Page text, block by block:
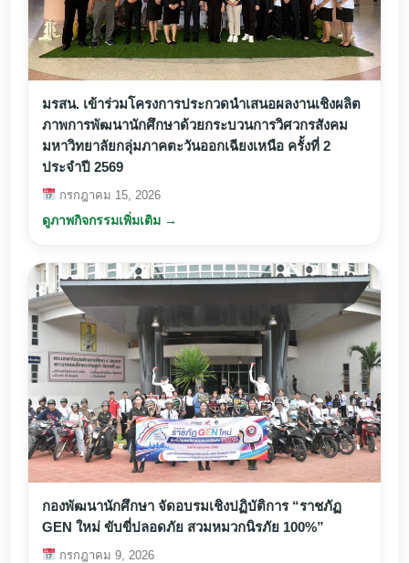
มรสน. เข้าร่วมโครงการประกวดนำเสนอผลงานเชิงผลิต
ภาพการพัฒนานักศึกษาด้วยกระบวนการวิศวกรสังคม
มหาวิทยาลัยกลุ่มภาคตะวันออกเฉียงเหนือ ครั้งที่ 2
ประจำปี 2569
กรกฎาคม 15, 2026
ดูภาพกิจกรรมเพิ่มเติม →
กองพัฒนานักศึกษา จัดอบรมเชิงปฏิบัติการ “ราชภัฏ
GEN ใหม่ ขับขี่ปลอดภัย สวมหมวกนิรภัย 100%”
กรกฎาคม 9, 2026